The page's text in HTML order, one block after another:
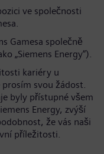
ve společnosti
Gamesa společně
„Siemens Energy“).
kariéry u
svou žádost.
byly přístupné všem
Energy, zvýší
že vás naši
příležitosti.